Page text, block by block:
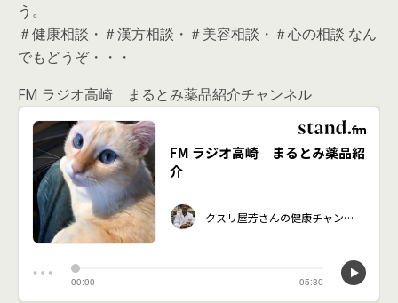
う。
＃健康相談・＃漢方相談・＃美容相談・＃心の相談 なん
でもどうぞ・・・
FM ラジオ高崎 まるとみ薬品紹介チャンネル